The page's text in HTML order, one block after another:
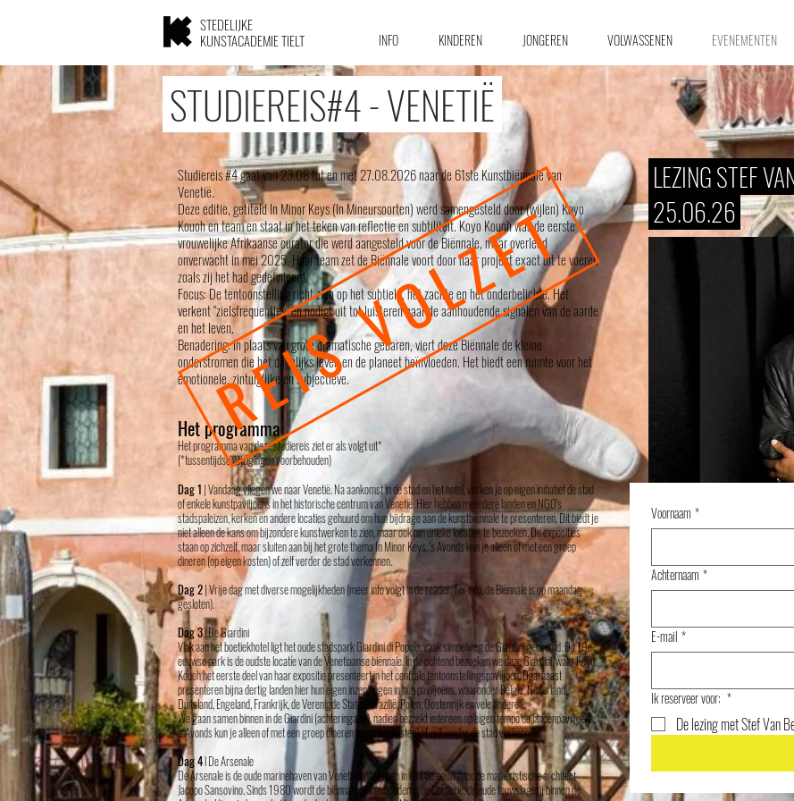
STEDELIJKE
KUNSTACADEMIE TIELT
INFO KINDEREN JONGEREN VOLWASSENEN EVENEMENTEN
STUDIEREIS#4 - VENETIË
Studiereis #4 gaat van 23.08 tot en met 27.08.2026 naarde 61ste Kunstbiënnale van
Venetië.
Deze editie, getiteld In Minor Keys (In Mineursoorten) werd samengesteld door (wijlen) Koyo
Kouoh en team en staat in het teken van reflectie en subtiliteit. Koyo Kouoh was de eerste
vrouwelijke Afrikaanse curator die werd aangesteld voor de Biënnale, maar overleed
onverwacht in mei 2025. Haar team zet de Biënnale voort door haar project exact uit te voeren
zoals zij het had gedefinieerd.
Focus: De tentoonstelling richt zich op het subtiele, het zachte en het onderbelichte. Het
verkent "zielsfrequenties" en nodigt uit tot luisteren naar de aanhoudende signalen van de aarde
en het leven.
Benadering: In plaats van grote dramatische gebaren, viert deze Biënnale de kleine
onderstromen die het dagelijks leven en de planeet beïnvloeden. Het biedt een ruimte voor het
emotionele, zintuiglijke en subjectieve.
Het programma
Het programma van deze studiereis ziet er als volgt uit*
(*tussentijdse wijzigingen voorbehouden)
Dag 1 | Vandaag vliegen we naar Venetië. Na aankomst in de stad en het hotel, verken je op eigen initiatief de stad
of enkele kunstpaviljoens in het historische centrum van Venetië. Hier hebben meerdere landen en NGO's
stadspaleizen, kerken en andere locaties gehuurd om hun bijdrage aan de kunstbiënnale te presenteren. Dit biedt je
niet alleen de kans om bijzondere kunstwerken te zien, maar ook om unieke locaties te bezoeken. De exposities
staan op zichzelf, maar sluiten aan bij het grote thema In Minor Keys. 's Avonds kun je alleen of met een groep
dineren (op eigen kosten) of zelf verder de stad verkennen.
Dag 2| Vrije dag met diverse mogelijkheden (meer info volgt in de reader. Ter info, de Biënnale is op maandag
gesloten).
Dag 3l De Giardini
Vlak aan het boetiekhotel ligt het oude stadspark Giardini di Popolo, vaak simpelweg de Giardini genoemd. Dit 19e-
eeuwse park is de oudste locatíe van de Venetiaanse biënnale. ln de ochtend bezoeken we deze Giardini, waar Koyo
Kouoh het eerste deel van haar expositie presenteert in het centrale tentoonstellingspaviljoen. Daarnaast
presenteren bijna dertig landen hier hun eigen inzendingen in hun paviljoens, waaronder België, Nederland,
Duitsland, Engeland, Frankrijk, de Verenigde Staten, Brazilië, Polen, Oostenrijk en vele anderen.
We gaan samen binnen in de Giardini (achteringang), nadien bezoekt iedereen op eigen tempo de landenpaviljoens.
's Avonds kun je alleen of met een groep dineren (op eigen kosten) of zelf verder de stad verkennen.
Dag 4l De Arsenale
De Arsenale is de oude marinehaven van Venetië, ontworpen in de 16e eeuw door de maniëristische architect
Jacopo Sansovino. Sinds 1980 wordt de biënnale ook gehouden in de Corderie, de oude touwslagerij binnen de
REIS VOLZET
LEZING STEF
25.06.26
Voornaam *
Achternaam *
E-mail *
Ik reserveer voor: *
De lezing met Stef Van